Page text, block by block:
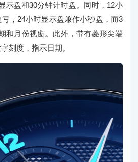
示盘和30分钟计时盘。同时，12小
，24小时显示盘兼作小秒盘，而3
和月份视窗。此外，带有菱形尖端
刻度，指示日期。